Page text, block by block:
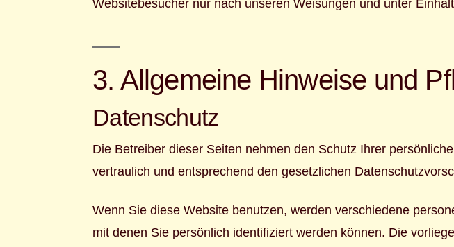
Websitebesucher nur nach unseren Weisungen und unter
3. Allgemeine Hinweise und
Datenschutz
Die Betreiber dieser Seiten nehmen den Schutz Ihrer
vertraulich und entsprechend den gesetzlichen
Wenn Sie diese Website benutzen, werden verschiedene
mit denen Sie persönlich identifiziert werden können. Die